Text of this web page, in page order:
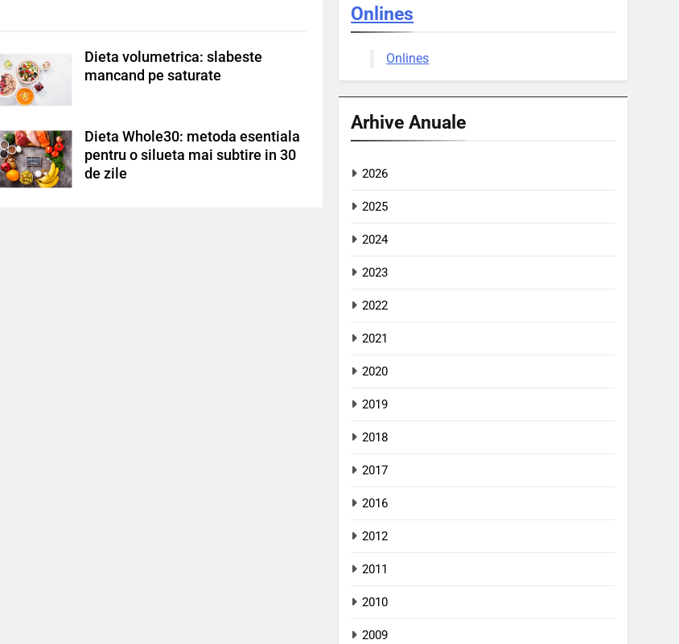
Dieta volumetrica: slabeste
mancand pe saturate
Dieta Whole30: metoda esentiala
pentru o silueta mai subtire in 30
de zile
Onlines
Onlines
Arhive Anuale
2026
2025
2024
2023
2022
2021
2020
2019
2018
2017
2016
2012
2011
2010
2009